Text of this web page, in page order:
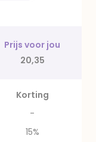
Prijs voor jou
20,35
Korting
-
15%